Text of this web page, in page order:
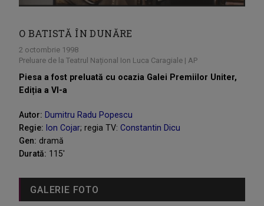
O BATISTĂ ÎN DUNĂRE
2 octombrie 1998
Preluare de la Teatrul Național Ion Luca Caragiale | AP
Piesa a fost preluată cu ocazia Galei Premiilor Uniter,
Ediția a VI-a
Autor: Dumitru Radu Popescu
Regie: Ion Cojar; regia TV:Constantin Dicu
Gen: dramă
Durată: 115'
GALERIE FOTO